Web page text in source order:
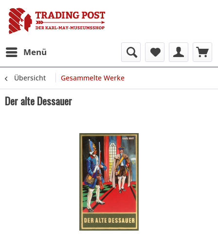
Menü
Übersicht Gesammelte Werke
Der alte Dessauer